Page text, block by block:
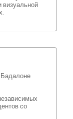
визуальной
со